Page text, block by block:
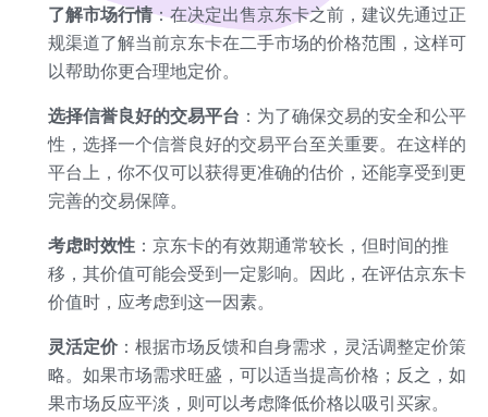
了解市场行情：在决定出售京东卡之前，建议先通过正
规渠道了解当前京东卡在二手市场的价格范围，这样可
以帮助你更合理地定价。
选择信誉良好的交易平台 ：为了确保交易的安全和公平
性，选择一个信誉良好的交易平台至关重要。在这样的
平台上，你不仅可以获得更准确的估价，还能享受到更
完善的交易保障。
考虑时效性 ：京东卡的有效期通常较长，但时间的推
移，其价值可能会受到一定影响。因此，在评估京东卡
价值时，应考虑到这一因素。
灵活定价：根据市场反馈和自身需求，灵活调整定价策
略。如果市场需求旺盛，可以适当提高价格；反之，如
果市场反应平淡，则可以考虑降低价格以吸引买家。